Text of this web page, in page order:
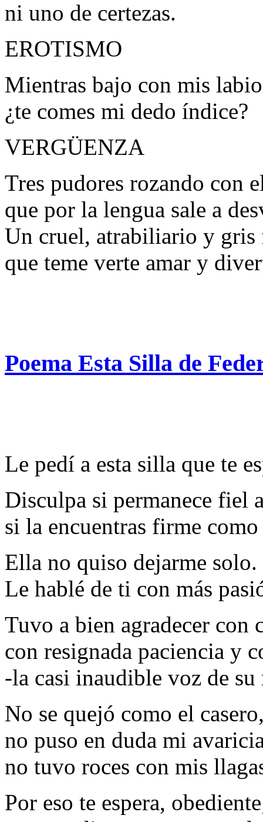
ni uno de certezas.
EROTISMO
Mientras bajo con mis
¿te comes mi dedo índice?
VERGÜENZA
Tres pudores rozando con
que por la lengua sale a
Un cruel, atrabiliario y gris
que teme verte amar y
Poema Esta Silla de
Le pedí a esta silla que te
Disculpa si permanece fiel
si la encuentras firme
Ella no quiso dejarme solo.
Le hablé de ti con más
Tuvo a bien agradecer con
con resignada paciencia y
-la casi inaudible voz de su
No se quejó como el
no puso en duda mi
no tuvo roces con mis
Por eso te espera,